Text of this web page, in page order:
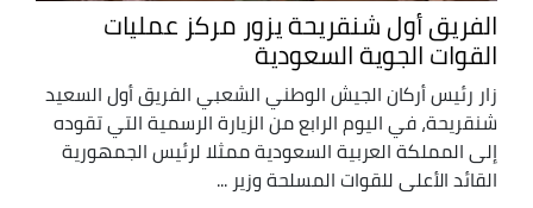
الفريق أول شنقريحة يزور مركز عمليات
القوات الجوية السعودية
زار رئيس أركان الجيش الوطني الشعبي الفريق أول السعيد
شنقريحة، في اليوم الرابع من الزيارة الرسمية التي تقوده
إلى المملكة العربية السعودية ممثلا لرئيس الجمهورية
القائد الأعلى للقوات المسلحة وزير ...